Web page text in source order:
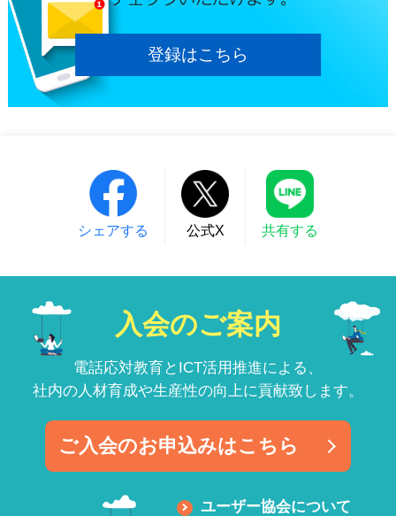
登録はこちら
シェアする 公式X 共有する
入会のご案内
電話応対教育とICT活用推進による、
社内の人材育成や生産性の向上に貢献致します。
ご入会のお申込みはこちら
ユーザー協会について